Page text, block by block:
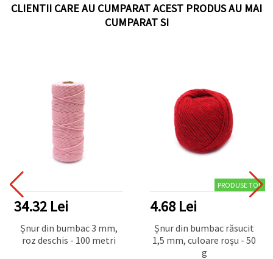
CLIENTII CARE AU CUMPARAT ACEST PRODUS AU MAI
CUMPARAT SI
34.32 Lei
Șnur din bumbac 3 mm,
roz deschis - 100 metri
PRODUSE TOP
4.68 Lei
Șnur din bumbac răsucit
1,5 mm, culoare roșu - 50
g